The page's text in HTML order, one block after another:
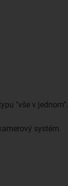
"vše v jednom".
systém.